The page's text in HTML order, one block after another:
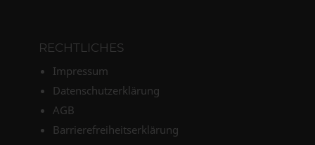
RECHTLICHES
Impressum
Datenschutzerklärung
AGB
Barrierefreiheitserklärung